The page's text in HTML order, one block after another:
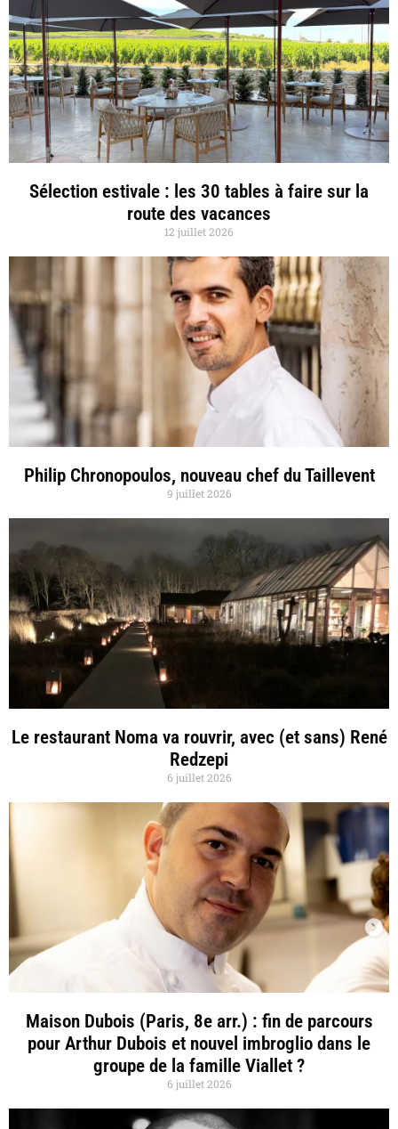
Sélection estivale : les 30 tables à faire sur la
route des vacances
12 juillet 2026
Philip Chronopoulos, nouveau chef du Taillevent
9 juillet 2026
Le restaurant Noma va rouvrir, avec (et sans) René
Redzepi
6 juillet 2026
Maison Dubois (Paris, 8e arr.) : fin de parcours
pour Arthur Dubois et nouvel imbroglio dans le
groupe de la famille Viallet ?
6 juillet 2026